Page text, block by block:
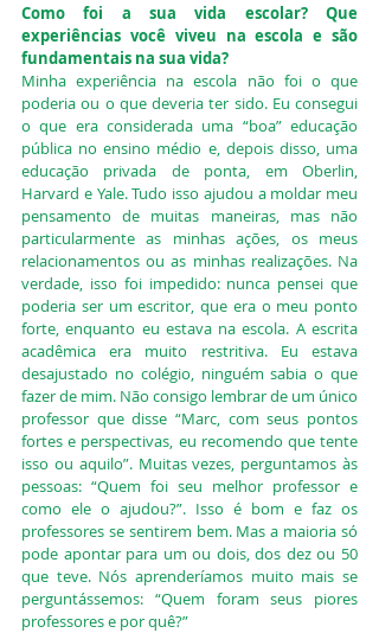
Como foi a sua vida escolar? Que
experiências você viveu na escola e são
fundamentais na sua vida?
Minha experiência na escola não foi o que
poderia ou o que deveria ter sido. Eu consegui
o que era considerada uma “boa” educação
pública no ensino médio e, depois disso, uma
educação privada de ponta, em Oberlin,
Harvard e Yale. Tudo isso ajudou a moldar meu
pensamento de muitas maneiras, mas não
particularmente as minhas ações, os meus
relacionamentos ou as minhas realizações. Na
verdade, isso foi impedido: nunca pensei que
poderia ser um escritor, que era o meu ponto
forte, enquanto eu estava na escola. A escrita
acadêmica era muito restritiva. Eu estava
desajustado no colégio, ninguém sabia o que
fazer de mim. Não consigo lembrar de um único
professor que disse “Marc, com seus pontos
fortes e perspectivas, eu recomendo que tente
isso ou aquilo”. Muitas vezes, perguntamos às
pessoas: “Quem foi seu melhor professor e
como ele o ajudou?”. Isso é bom e faz os
professores se sentirem bem. Mas a maioria só
pode apontar para um ou dois, dos dez ou 50
que teve. Nós aprenderíamos muito mais se
perguntássemos: “Quem foram seus piores
professores e por quê?”